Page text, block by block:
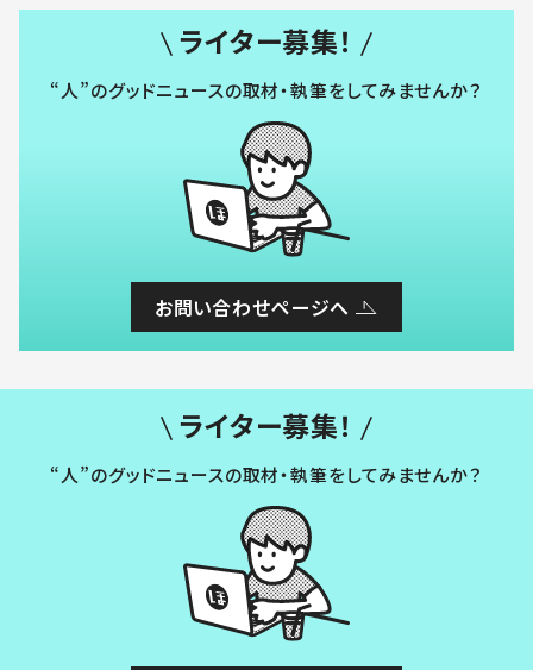
ライター募集！
“人”のグッドニュースの取材・執筆をしてみませんか？
お問い合わせページへ
ライター募集！
“人”のグッドニュースの取材・執筆をしてみませんか？